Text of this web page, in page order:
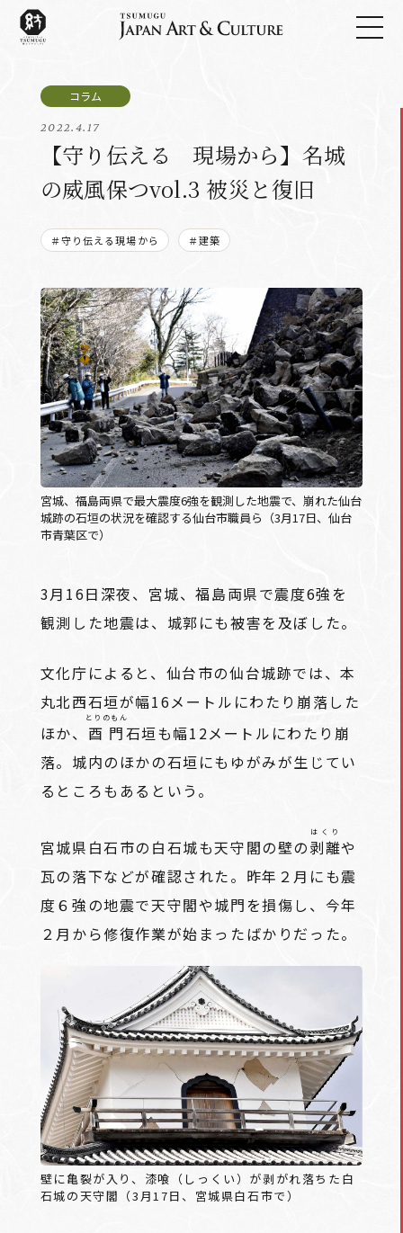
2022.4.17
【守り伝える 現場から】名城
の威風保つvol.3 被災と復旧
＃守り伝える現場から ＃建築
宮城、福島両県で最大震度6強を観測した地震で、崩れた仙台
城跡の石垣の状況を確認する仙台市職員ら（3月17日、仙台
市青葉区で）
3月16日深夜、宮城、福島両県で震度6強を
観測した地震は、城郭にも被害を及ぼした。
文化庁によると、仙台市の仙台城跡では、本
丸北西石垣が幅16メートルにわたり崩落した
ほか、 酉門
とりのもん
石垣も幅12メートルにわたり崩
落。城内のほかの石垣にもゆがみが生じてい
るところもあるという。
宮城県白石市の白石城も天守閣の壁の剥離
はくり
や
瓦の落下などが確認された。昨年２月にも震
度６強の地震で天守閣や城門を損傷し、今年
２月から修復作業が始まったばかりだった。
壁に亀裂が入り、漆喰（しっくい）が剥がれ落ちた白
石城の天守閣（3月17日、宮城県白石市で）